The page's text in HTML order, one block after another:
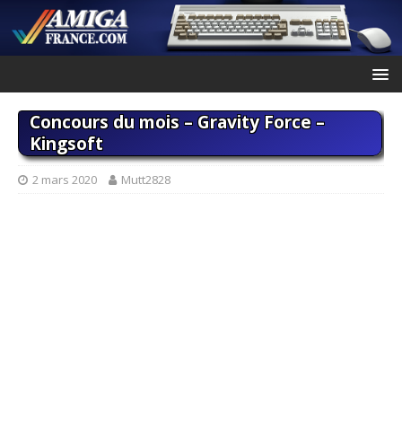
Concours du mois – Gravity Force –
Kingsoft
2 mars 2020 Mutt2828